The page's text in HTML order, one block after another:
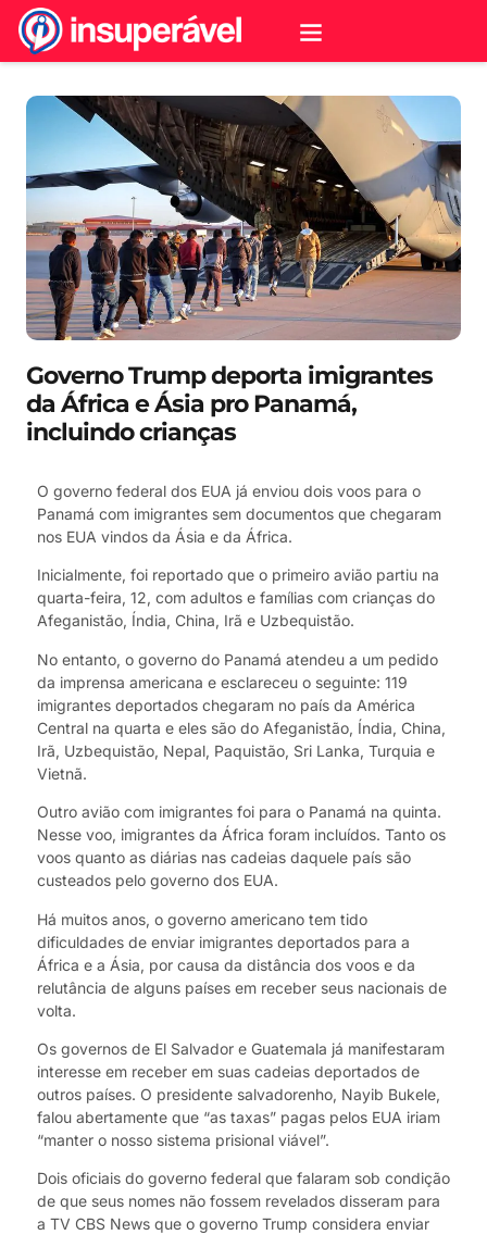
Governo Trump deporta imigrantes
da África e Ásia pro Panamá,
incluindo crianças
O governo federal dos EUA já enviou dois voos para o
Panamá com imigrantes sem documentos que chegaram
nos EUA vindos da Ásia e da África.
Inicialmente, foi reportado que o primeiro avião partiu na
quarta-feira, 12, com adultos e famílias com crianças do
Afeganistão, Índia, China, Irã e Uzbequistão.
No entanto, o governo do Panamá atendeu a um pedido
da imprensa americana e esclareceu o seguinte: 119
imigrantes deportados chegaram no país da América
Central na quarta e eles são do Afeganistão, Índia, China,
Irã, Uzbequistão, Nepal, Paquistão, Sri Lanka, Turquia e
Vietnã.
Outro avião com imigrantes foi para o Panamá na quinta.
Nesse voo, imigrantes da África foram incluídos. Tanto os
voos quanto as diárias nas cadeias daquele país são
custeados pelo governo dos EUA.
Há muitos anos, o governo americano tem tido
dificuldades de enviar imigrantes deportados para a
África e a Ásia, por causa da distância dos voos e da
relutância de alguns países em receber seus nacionais de
volta.
Os governos de El Salvador e Guatemala já manifestaram
interesse em receber em suas cadeias deportados de
outros países. O presidente salvadorenho, Nayib Bukele,
falou abertamente que “as taxas” pagas pelos EUA iriam
“manter o nosso sistema prisional viável”.
Dois oficiais do governo federal que falaram sob condição
de que seus nomes não fossem revelados disseram para
a TV CBS News que o governo Trump considera enviar